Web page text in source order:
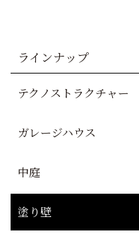
ラインナップ
テクノストラクチャー
ガレージハウス
中庭
塗り壁